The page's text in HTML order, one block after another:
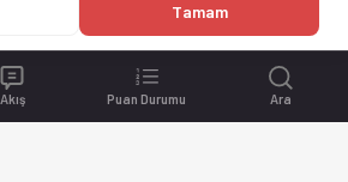
Akış Puan Durumu Ara
Tamam